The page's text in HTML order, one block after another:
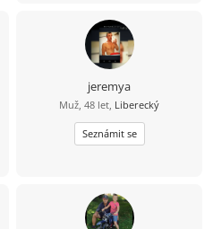
jeremya
Muž, 48 let, Liberecký
Seznámit se